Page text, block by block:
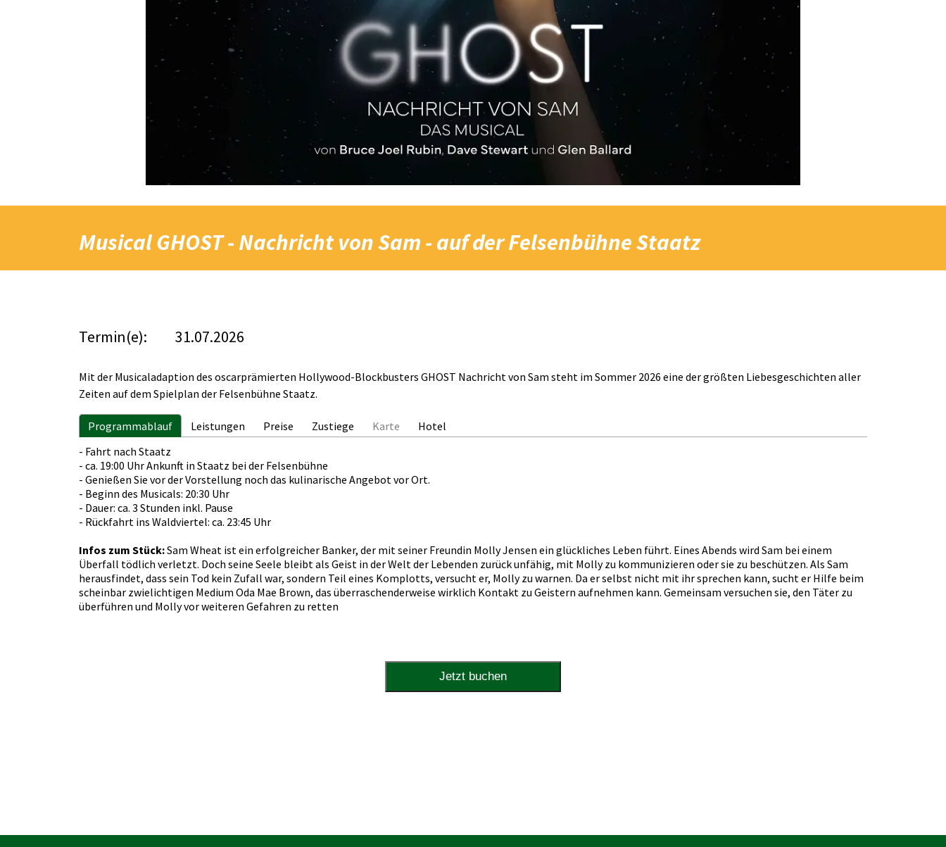
Musical GHOST - Nachricht von Sam - auf der Felsenbühne Staatz
Termin(e): 31.07.2026
Mit der Musicaladaption des oscarprämierten Hollywood-Blockbusters GHOST Nachricht von Sam steht im Sommer 2026 eine der größten Liebesgeschichten aller
Zeiten auf dem Spielplan der Felsenbühne Staatz.
Programmablauf Leistungen Preise Zustiege Karte
Hotel
- Fahrt nach Staatz
- ca. 19:00 Uhr Ankunft in Staatz bei der Felsenbühne
- Genießen Sie vor der Vorstellung noch das kulinarische Angebot vor Ort.
- Beginn des Musicals: 20:30 Uhr
- Dauer: ca. 3 Stunden inkl. Pause
- Rückfahrt ins Waldviertel: ca. 23:45 Uhr
Infos zum Stück:Sam Wheat ist ein erfolgreicher Banker, der mit seiner Freundin Molly Jensen ein glückliches Leben führt. Eines Abends wird Sam bei einem
Überfall tödlich verletzt. Doch seine Seele bleibt als Geist in der Welt der Lebenden zurück unfähig, mit Molly zu kommunizieren oder sie zu beschützen. Als Sam
herausfindet, dass sein Tod kein Zufall war, sondern Teil eines Komplotts, versucht er, Molly zu warnen. Da er selbst nicht mit ihr sprechen kann, sucht er Hilfe beim
scheinbar zwielichtigen Medium Oda Mae Brown, das überraschenderweise wirklich Kontakt zu Geistern aufnehmen kann. Gemeinsam versuchen sie, den Täter zu
überführen und Molly vor weiteren Gefahren zu retten
Jetzt buchen